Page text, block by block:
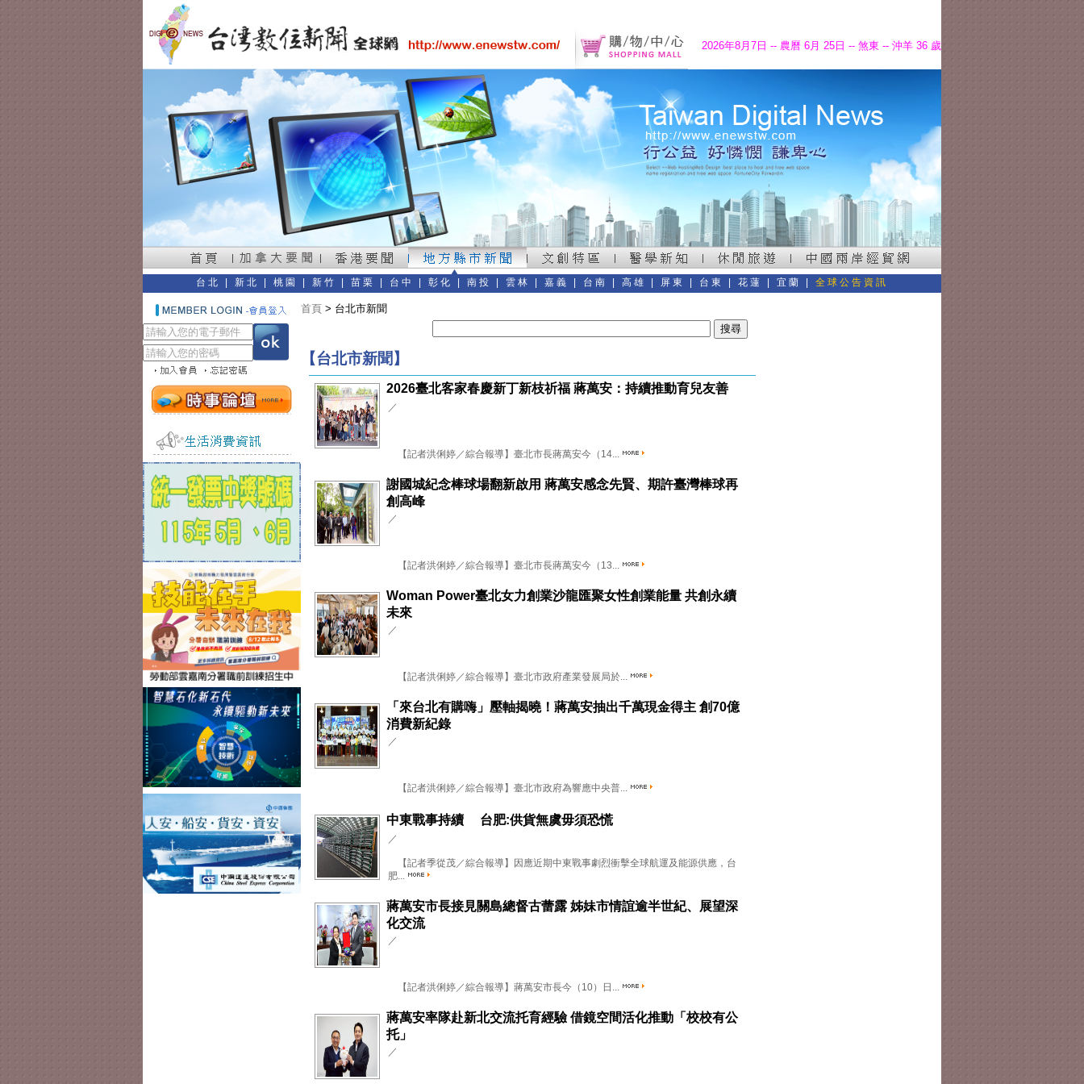
2026年8月7日 -- 農曆 6月 25日 -- 煞東 -- 沖羊 36 歲
台北 新北 桃園 新竹 苗栗 台中 彰化 南投 雲林 嘉義 台南 高雄 屏東 台東 花蓮 宜蘭 全球公告資訊
首頁 > 台北市新聞
【台北市新聞】
2026臺北客家春慶新丁新枝祈福 蔣萬安：持續推動育兒友善
／
【記者洪俐婷／綜合報導】臺北市長蔣萬安今（14...
謝國城紀念棒球場翻新啟用 蔣萬安感念先賢、期許臺灣棒球再
創高峰
／
【記者洪俐婷／綜合報導】臺北市長蔣萬安今（13...
Woman Power臺北女力創業沙龍匯聚女性創業能量 共創永續
未來
／
【記者洪俐婷／綜合報導】臺北市政府產業發展局於...
「來台北有購嗨」壓軸揭曉！蔣萬安抽出千萬現金得主 創70億
消費新紀錄
／
【記者洪俐婷／綜合報導】臺北市政府為響應中央普...
中東戰事持續 台肥:供貨無虞毋須恐慌
／
【記者季從茂／綜合報導】因應近期中東戰事劇烈衝擊全球航運及能源供應，台
肥...
蔣萬安市長接見關島總督古蕾露 姊妹市情誼逾半世紀、展望深
化交流
／
【記者洪俐婷／綜合報導】蔣萬安市長今（10）日...
蔣萬安率隊赴新北交流托育經驗 借鏡空間活化推動「校校有公
托」
／